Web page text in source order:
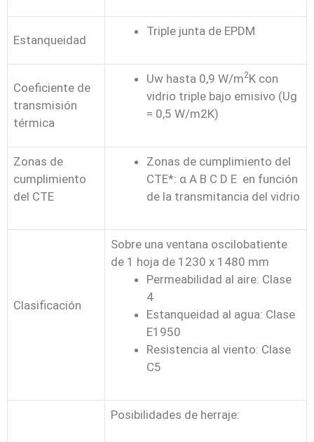
Estanqueidad
Triple junta de EPDM
Coeficiente de
transmisión
térmica
Uw hasta 0,9 W/m2K con
vidrio triple bajo emisivo (Ug
= 0,5 W/m2K)
Zonas de
cumplimiento
del CTE
Zonas de cumplimiento del
CTE*: α A B C D E en función
de la transmitancia del vidrio
Clasificación
Sobre una ventana oscilobatiente
de 1 hoja de 1230 x 1480 mm
Permeabilidad al aire: Clase
4
Estanqueidad al agua: Clase
E1950
Resistencia al viento: Clase
C5
Posibilidades de herraje: